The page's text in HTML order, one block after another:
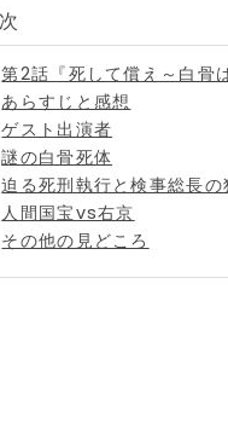
第2話『死して償え～白骨
あらすじと感想
ゲスト出演者
謎の白骨死体
迫る死刑執行と検事総長の
人間国宝vs右京
その他の見どころ